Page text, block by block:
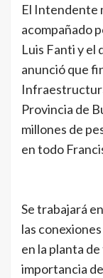
El Intendente
acompañado
Luis Fanti y el
anunció que
Provincia de
millones de
en todo
Se trabajará
las
en la planta
importancia